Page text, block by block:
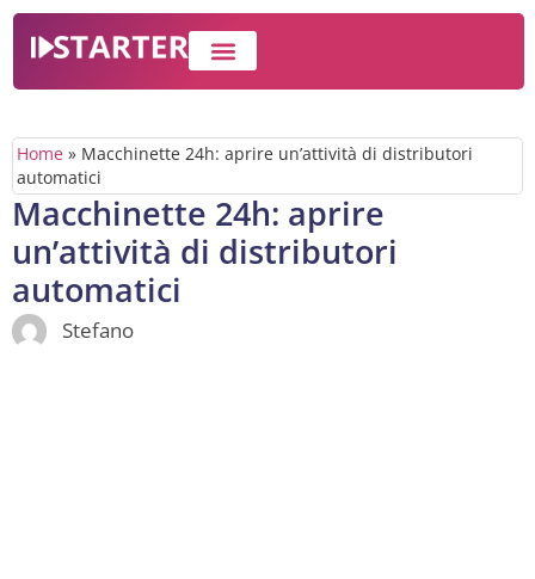
Home » Macchinette 24h: aprire un’attività di distributori
automatici
Macchinette 24h: aprire
un’attività di distributori
automatici
Stefano